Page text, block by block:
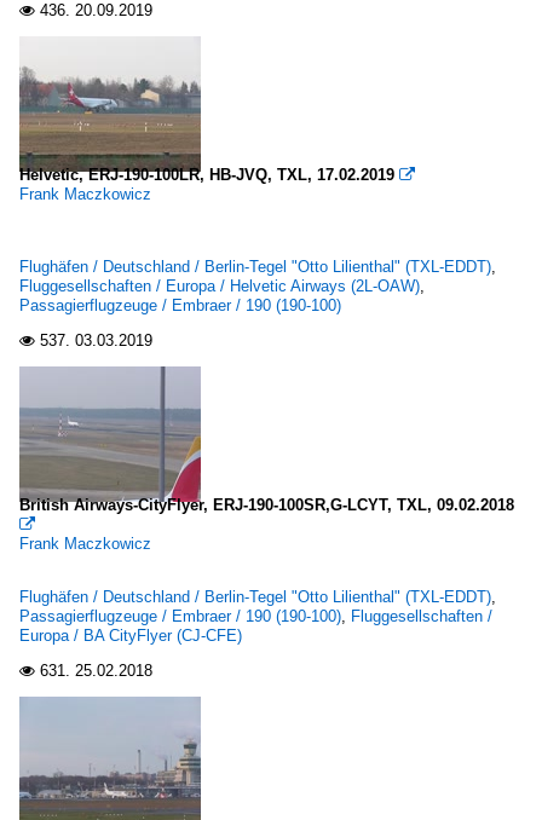
 436. 20.09.2019
Helvetic, ERJ-190-100LR, HB-JVQ, TXL, 17.02.2019 
Frank Maczkowicz
Flughäfen / Deutschland / Berlin-Tegel "Otto Lilienthal" (TXL-EDDT),
Fluggesellschaften / Europa / Helvetic Airways (2L-OAW),
Passagierflugzeuge / Embraer / 190 (190-100)
 537. 03.03.2019
British Airways-CityFlyer, ERJ-190-100SR,G-LCYT, TXL, 09.02.2018

Frank Maczkowicz
Flughäfen / Deutschland / Berlin-Tegel "Otto Lilienthal" (TXL-EDDT),
Passagierflugzeuge / Embraer / 190 (190-100), Fluggesellschaften /
Europa / BA CityFlyer (CJ-CFE)
 631. 25.02.2018